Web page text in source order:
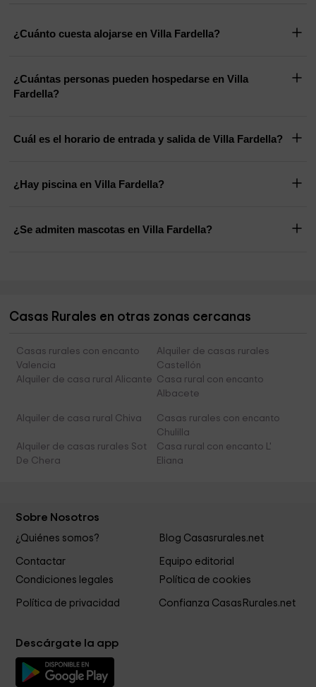
¿Cuánto cuesta alojarse en Villa Fardella?
¿Cuántas personas pueden hospedarse en Villa
Fardella?
Cuál es el horario de entrada y salida de Villa Fardella?
¿Hay piscina en Villa Fardella?
¿Se admiten mascotas en Villa Fardella?
Casas Rurales en otras zonas cercanas
Casas rurales con encanto
Valencia
Alquiler de casas rurales
Castellón
Alquiler de casa rural Alicante Casa rural con encanto
Albacete
Alquiler de casa rural Chiva
Casas rurales con encanto
Chulilla
Alquiler de casas rurales Sot
De Chera
Casa rural con encanto L'
Eliana
Sobre Nosotros
¿Quiénes somos? Blog Casasrurales.net
Contactar
Equipo editorial
Condiciones legales
Política de cookies
Política de privacidad Confianza CasasRurales.net
Descárgate la app